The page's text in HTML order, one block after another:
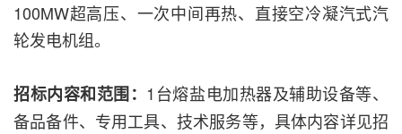
100MW超高压、一次中间再热、直接空冷凝汽式汽
轮发电机组。
招标内容和范围： 1台熔盐电加热器及辅助设备等、
备品备件、专用工具、技术服务等，具体内容详见招